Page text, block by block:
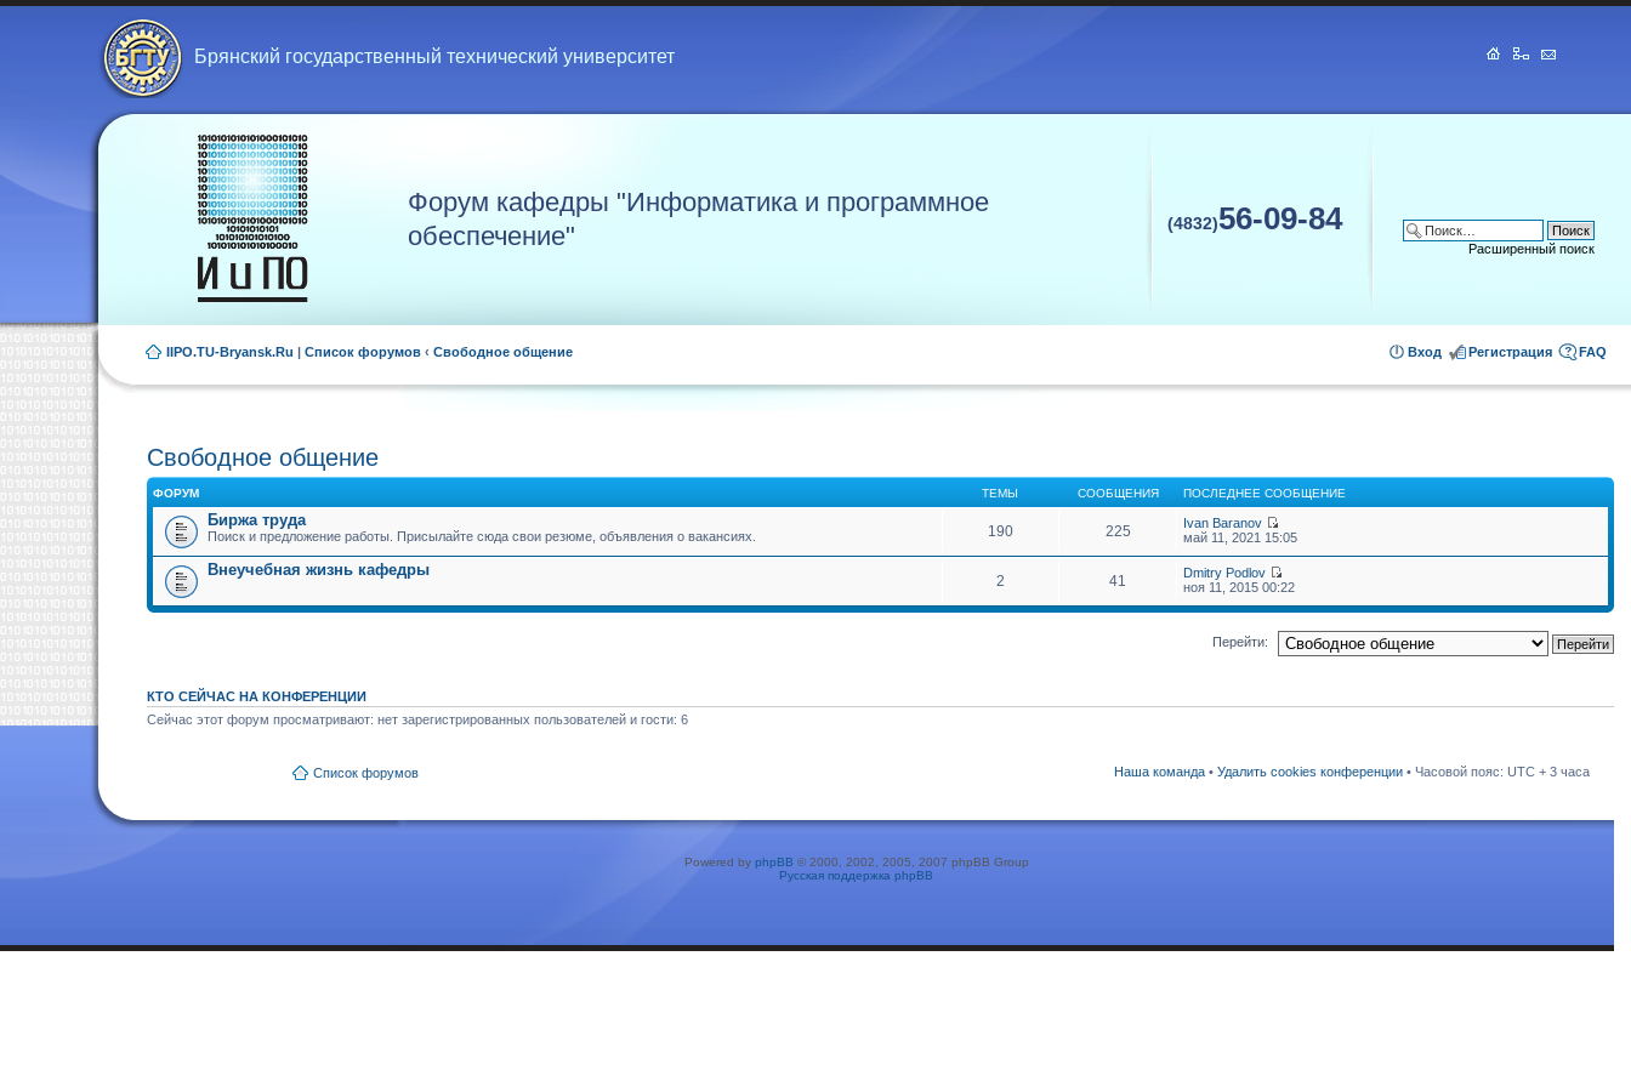
Брянский государственный технический университет
Форум кафедры "Информатика и программное
обеспечение"
(4832)56-09-84
Расширенный поиск
IIPO.TU-Bryansk.Ru | Список форумов ‹ Свободное общение FAQ
Регистрация
Вход
Свободное общение
ФОРУМ ТЕМЫ СООБЩЕНИЯ ПОСЛЕДНЕЕ СООБЩЕНИЕ
Биржа труда
Поиск и предложение работы. Присылайте сюда свои резюме, объявления о вакансиях. 190 225
Ivan Baranov
май 11, 2021 15:05
Внеучебная жизнь кафедры
2 41
Dmitry Podlov
ноя 11, 2015 00:22
Перейти:
КТО СЕЙЧАС НА КОНФЕРЕНЦИИ
Сейчас этот форум просматривают: нет зарегистрированных пользователей и гости: 6
Список форумов Наша команда • Удалить cookies конференции • Часовой пояс: UTC + 3 часа
Powered by phpBB © 2000, 2002, 2005, 2007 phpBB Group
Русская поддержка phpBB